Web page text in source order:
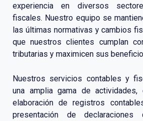
experiencia en diversos
fiscales. Nuestro equipo se
las últimas normativas y cambios
que nuestros clientes cumplan
tributarias y maximicen sus
Nuestros servicios contables y
una amplia gama de
elaboración de registros
presentación de